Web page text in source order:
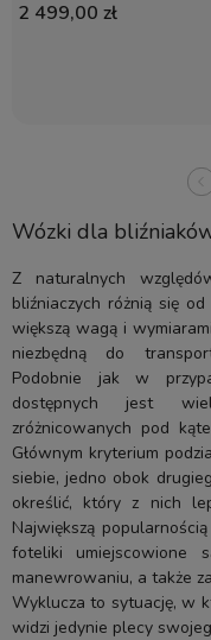
2 499,00 zł
Wózki dla
Z naturalnych
bliźniaczych różnią się
większą wagą i
niezbędną do
Podobnie jak w
dostępnych jest
zróżnicowanych pod
Głównym kryterium
siebie, jedno obok
określić, który z nich
Największą
foteliki umiejscowione
manewrowaniu, a także
Wyklucza to sytuację, w
widzi jedynie plecy